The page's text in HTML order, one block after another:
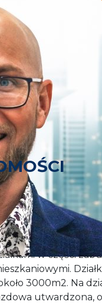
zabudowy
Łęgi dm. Dobra
w części
3000m2. Na
utwardzona,